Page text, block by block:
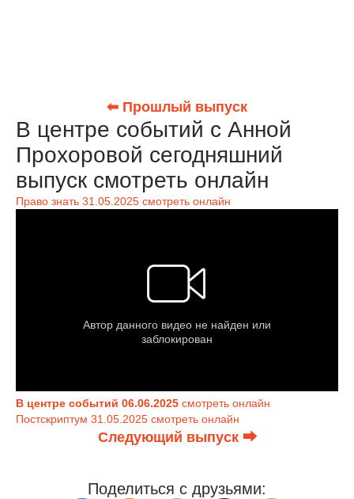
⬅ Прошлый выпуск
В центре событий с Анной
Прохоровой сегодняшний
выпуск смотреть онлайн
Право знать 31.05.2025 смотреть онлайн
В центре событий 06.06.2025 смотреть онлайн
Постскриптум 31.05.2025 смотреть онлайн
Следующий выпуск ⮕
Поделиться с друзьями: